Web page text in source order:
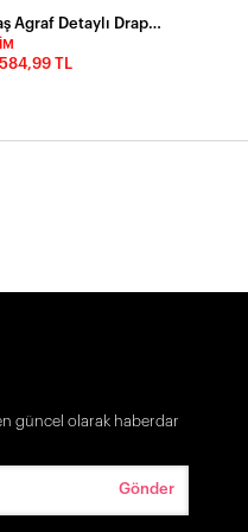
Flower Kumaş Agraf Detaylı Drapeli Bodysuit
584,99 TL
güncel olarak haberdar
Gönder